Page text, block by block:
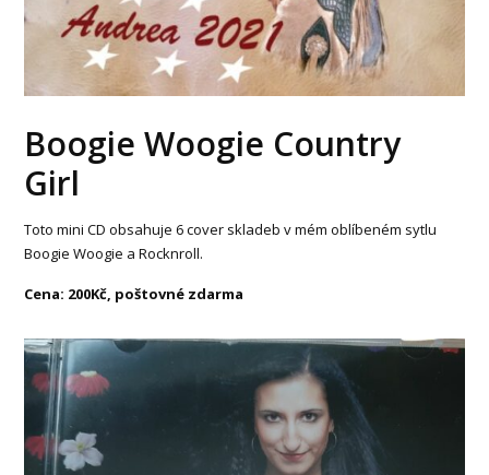
Boogie Woogie Country
Girl
Toto mini CD obsahuje 6 cover skladeb v mém oblíbeném sytlu
Boogie Woogie a Rocknroll.
Cena: 200Kč, poštovné zdarma